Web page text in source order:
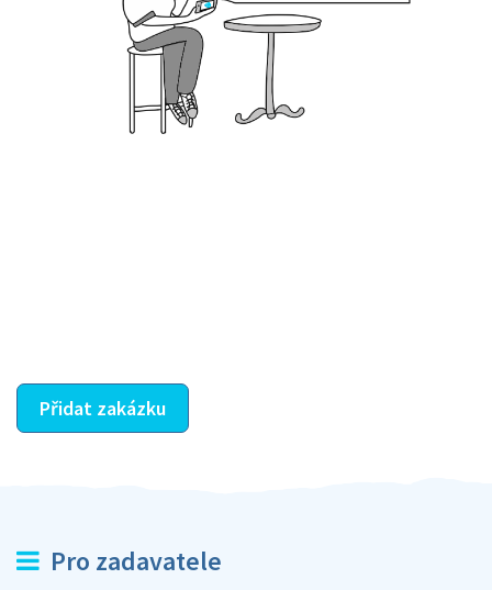
Přidat zakázku
Pro zadavatele